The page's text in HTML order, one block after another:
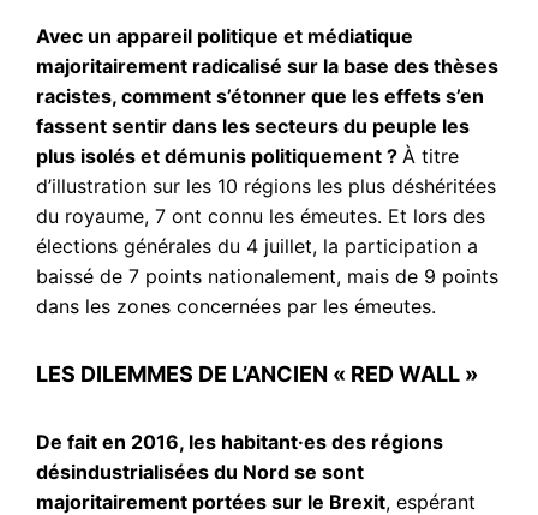
Avec un appareil politique et médiatique
majoritairement radicalisé sur la base des thèses
racistes, comment s’étonner que les effets s’en
fassent sentir dans les secteurs du peuple les
plus isolés et démunis politiquement ? À titre
d’illustration sur les 10 régions les plus déshéritées
du royaume, 7 ont connu les émeutes. Et lors des
élections générales du 4 juillet, la participation a
baissé de 7 points nationalement, mais de 9 points
dans les zones concernées par les émeutes.
LES DILEMMES DE L’ANCIEN « RED WALL »
De fait en 2016, les habitant·es des régions
désindustrialisées du Nord se sont
majoritairement portées sur le Brexit, espérant